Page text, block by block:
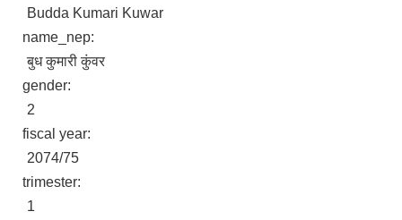
Budda Kumari Kuwar
name_nep:
बुध कुमारी कुंवर
gender:
2
fiscal year:
2074/75
trimester:
1